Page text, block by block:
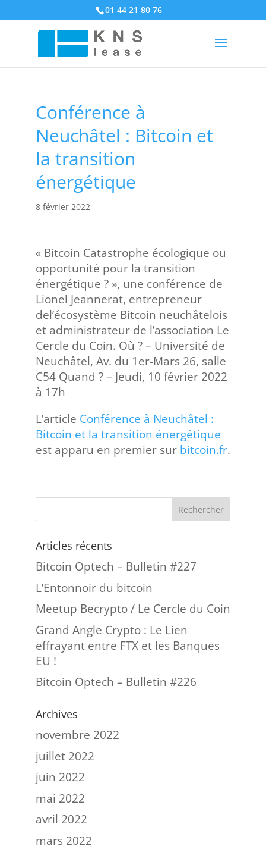
01 44 21 80 76
Conférence à
Neuchâtel : Bitcoin et
la transition
énergétique
8 février 2022
« Bitcoin Catastrophe écologique ou
opportunité pour la transition
énergétique ? », une conférence de
Lionel Jeannerat, entrepreneur
del’écosystème Bitcoin neuchâtelois
et administrateur de l’association Le
Cercle du Coin. Où ? – Université de
Neuchâtel, Av. du 1er-Mars 26, salle
C54 Quand ? – Jeudi, 10 février 2022
à 17h
L’article Conférence à Neuchâtel :
Bitcoin et la transition énergétique
est apparu en premier sur bitcoin.fr.
Articles récents
Bitcoin Optech – Bulletin #227
L’Entonnoir du bitcoin
Meetup Becrypto / Le Cercle du Coin
Grand Angle Crypto : Le Lien
effrayant entre FTX et les Banques
EU !
Bitcoin Optech – Bulletin #226
Archives
novembre 2022
juillet 2022
juin 2022
mai 2022
avril 2022
mars 2022